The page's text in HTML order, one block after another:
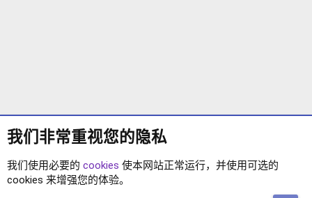
用户讨论
我们非常重视您的隐私
我们使用必要的 cookies 使本网站正常运行，并使用可选的
cookies 来增强您的体验。